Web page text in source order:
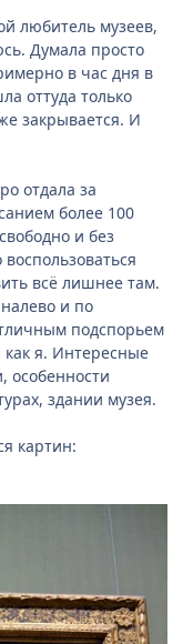
любитель музеев,
Думала просто
в час дня в
оттуда только
закрывается. И
отдала за
более 100
и без
всё лишнее там.
и по
подспорьем
как я. Интересные
особенности
здании музея.
картин: